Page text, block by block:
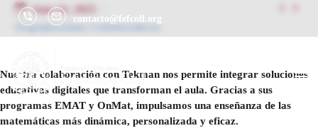
contacto@fefcoll.org
June 22, 2025
Organizaciones Colaboradoras
Nuestra colaboración con Tekman nos permite integrar soluciones
educativas digitales que transforman el aula. Gracias a sus
programas EMAT y OnMat, impulsamos una enseñanza de las
matemáticas más dinámica, personalizada y eficaz.